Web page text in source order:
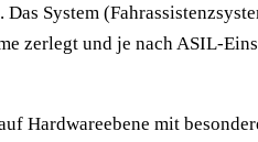
System
zerlegt und je nach ASIL-
Hardwareebene mit